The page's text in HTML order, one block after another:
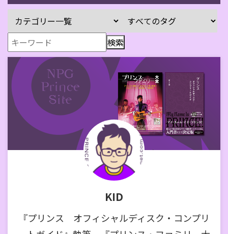
KID
『プリンス オフィシャルディスク・コンプリ